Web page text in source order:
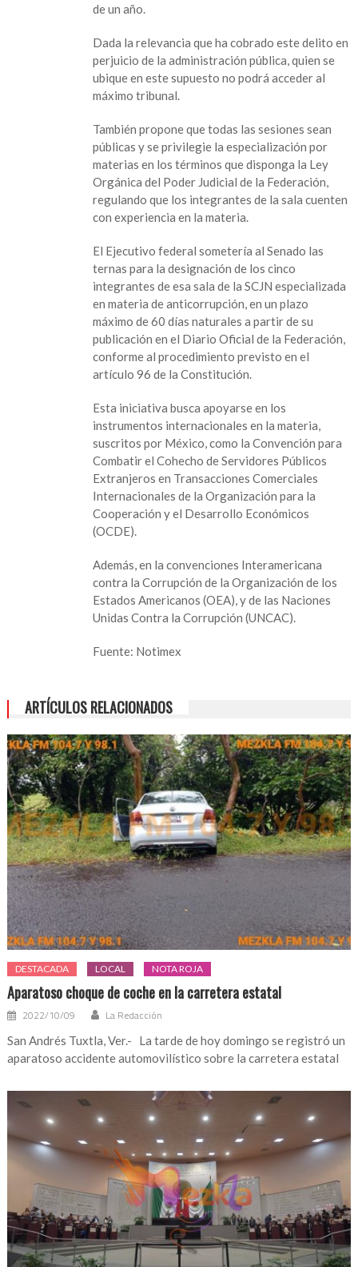
de un año.
Dada la relevancia que ha cobrado este delito en
perjuicio de la administración pública, quien se
ubique en este supuesto no podrá acceder al
máximo tribunal.
También propone que todas las sesiones sean
públicas y se privilegie la especialización por
materias en los términos que disponga la Ley
Orgánica del Poder Judicial de la Federación,
regulando que los integrantes de la sala cuenten
con experiencia en la materia.
El Ejecutivo federal sometería al Senado las
ternas para la designación de los cinco
integrantes de esa sala de la SCJN especializada
en materia de anticorrupción, en un plazo
máximo de 60 días naturales a partir de su
publicación en el Diario Oficial de la Federación,
conforme al procedimiento previsto en el
artículo 96 de la Constitución.
Esta iniciativa busca apoyarse en los
instrumentos internacionales en la materia,
suscritos por México, como la Convención para
Combatir el Cohecho de Servidores Públicos
Extranjeros en Transacciones Comerciales
Internacionales de la Organización para la
Cooperación y el Desarrollo Económicos
(OCDE).
Además, en la convenciones Interamericana
contra la Corrupción de la Organización de los
Estados Americanos (OEA), y de las Naciones
Unidas Contra la Corrupción (UNCAC).
Fuente: Notimex
ARTÍCULOS RELACIONADOS
DESTACADA LOCAL NOTA ROJA
Aparatoso choque de coche en la carretera estatal
2022/10/09 La Redacción
San Andrés Tuxtla, Ver.- La tarde de hoy domingo se registró un
aparatoso accidente automovilístico sobre la carretera estatal